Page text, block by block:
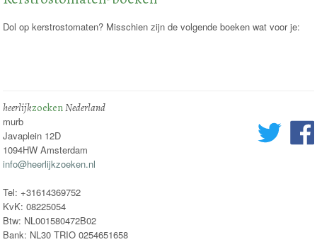
Dol op kerstrostomaten? Misschien zijn de volgende boeken wat voor je:
heerlijkzoekenNederland
murb
Javaplein 12D
1094HW Amsterdam
info@heerlijkzoeken.nl
Tel: +31614369752
KvK: 08225054
Btw: NL001580472B02
Bank: NL30 TRIO 0254651658